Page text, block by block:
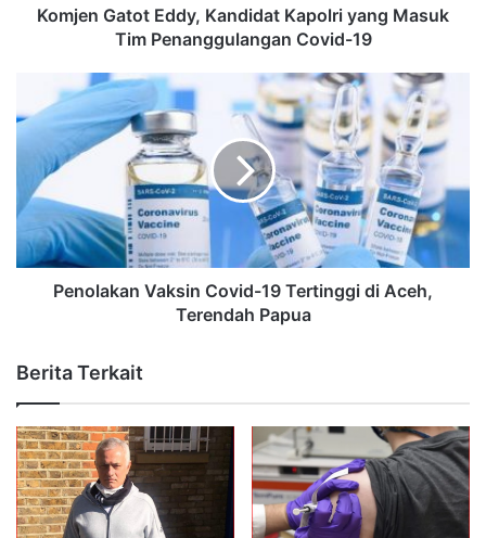
Komjen Gatot Eddy, Kandidat Kapolri yang Masuk
Tim Penanggulangan Covid-19
Penolakan Vaksin Covid-19 Tertinggi di Aceh,
Terendah Papua
Berita Terkait